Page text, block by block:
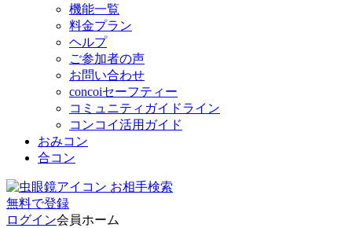
機能一覧
料金プラン
ヘルプ
ご参加者の声
お問い合わせ
concoiセーフティー
コミュニティガイドライン
コンコイ活用ガイド
おみコン
合コン
お相手検索
無料で登録
ログイン会員ホーム